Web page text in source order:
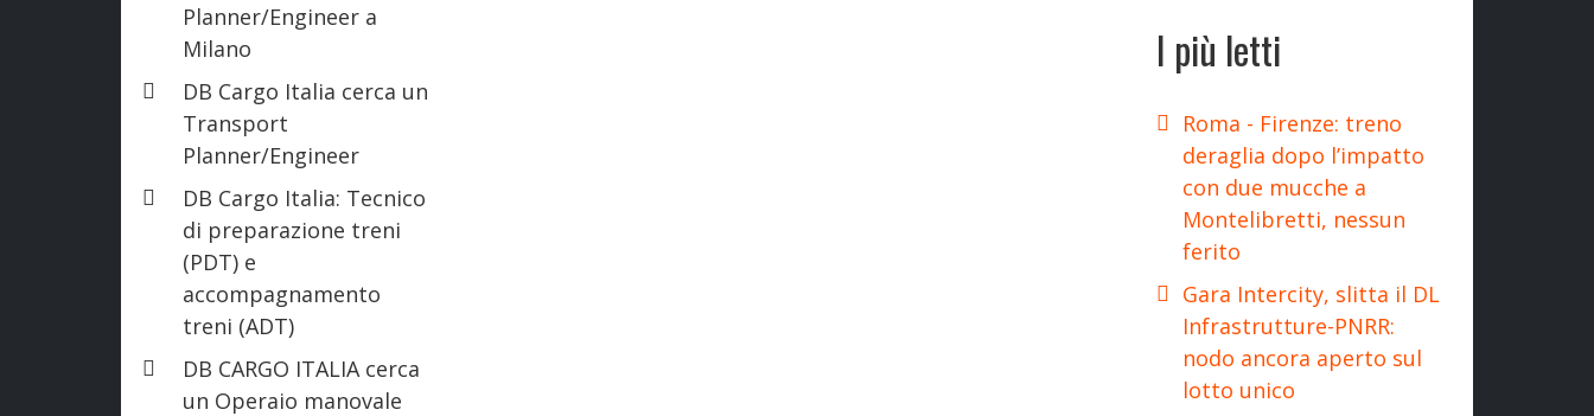
Planner/Engineer a
Milano
DB Cargo Italia cerca un
Transport
Planner/Engineer
DB Cargo Italia: Tecnico
di preparazione treni
(PDT) e
accompagnamento
treni (ADT)
DB CARGO ITALIA cerca
un Operaio manovale
I più letti
Roma - Firenze: treno
deraglia dopo l’impatto
con due mucche a
Montelibretti, nessun
ferito
Gara Intercity, slitta il DL
Infrastrutture-PNRR:
nodo ancora aperto sul
lotto unico